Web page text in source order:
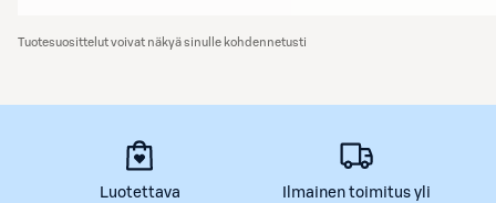
Tuotesuosittelut voivat näkyä sinulle kohdennetusti
Luotettava
Ilmainen toimitus yli